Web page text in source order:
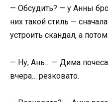
— Обсудить? — у Анны
них такой стиль —
устроить скандал, а
— Ну, Ань… — Дима
вчера… резковато.